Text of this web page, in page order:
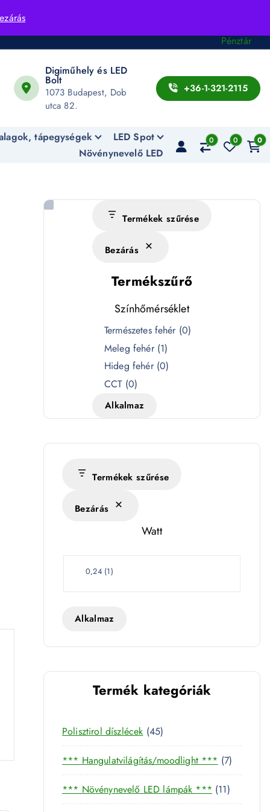
Pénztár
Digiműhely és LED
Bolt
1073 Budapest, Dob
utca 82.
+36-1-321-2115
tápegységek
LED Spot
Növénynevelő LED
0 0 0
Termékek szűrése
Bezárás
Termékszűrő
Színhőmérséklet
é
s
k
Természetes fehér (0)
Meleg fehér (1)
Hideg fehér (0)
CCT (0)
Alkalmaz
Termékek szűrése
Bezárás
Watt
W
t
0,24 (1)
Alkalmaz
Termék kategóriák
Polisztirol díszlécek 454
5
t
e
r
*** Hangulatvilágítás/moodlight *** 77
t
e
r
*** Növénynevelő LED lámpák *** 111
1